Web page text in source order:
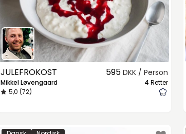
JULEFROKOST
Mikkel Løvengaard
5,0 (72)
595DKK / Person
4 Retter